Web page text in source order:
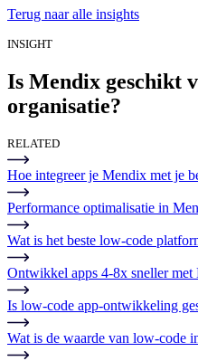
Terug naar alle insights
INSIGHT
Is Mendix geschikt
organisatie?
RELATED
Hoe integreer je Mendix met je
Performance optimalisatie in
Wat is het beste low-code
Ontwikkel apps 4-8x sneller met
Is low-code app-ontwikkeling
Wat is de waarde van low-code